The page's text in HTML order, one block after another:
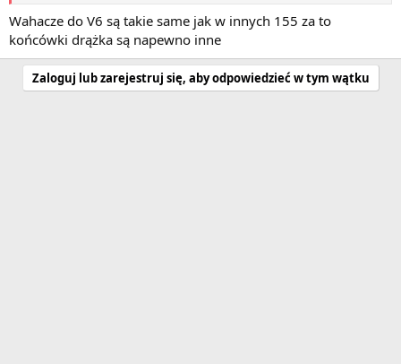
Wahacze do V6 są takie same jak w innych 155 za to
końcówki drążka są napewno inne
Zaloguj lub zarejestruj się, aby odpowiedzieć w tym wątku